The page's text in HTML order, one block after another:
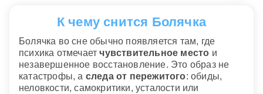
К чему снится Болячка
Болячка во сне обычно появляется там, где
психика отмечаетчувствительное место и
незавершенное восстановление. Это образ не
катастрофы, а следа от пережитого: обиды,
неловкости, самокритики, усталости или